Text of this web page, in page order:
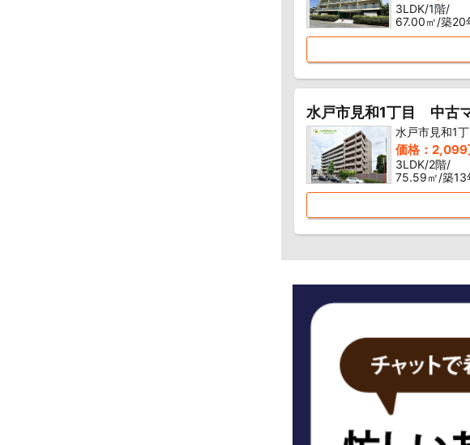
3LDK/1階/
67.00㎡/築20
水戸市見和1丁目 中古
水戸市見和1
価格：2,099
3LDK/2階/
75.59㎡/築13